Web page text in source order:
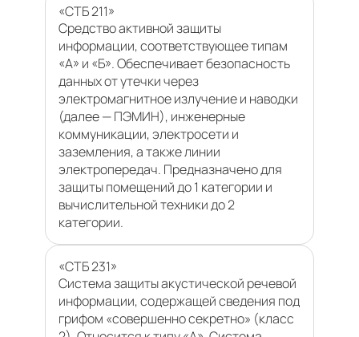
«СТБ 211»
Средство активной защиты
информации, соответствующее типам
«А» и «Б». Обеспечивает безопасность
данных от утечки через
электромагнитное излучение и наводки
(далее — ПЭМИН), инженерные
коммуникации, электросети и
заземления, а также линии
электропередач. Предназначено для
защиты помещений до 1 категории и
вычислительной техники до 2
категории.
«СТБ 231»
Система защиты акустической речевой
информации, содержащей сведения под
грифом «совершенно секретно» (класс